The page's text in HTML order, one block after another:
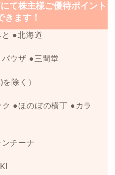
て株主様ご優待ポイント
きます！
●北海道
ウザ ●三間堂
除く）
●ほのぼの横丁 ●カラ
チーナ